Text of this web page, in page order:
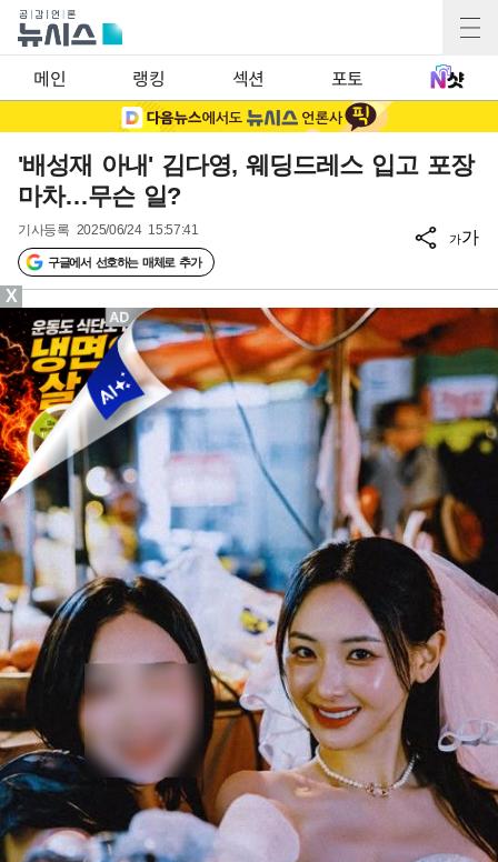
메인 랭킹 섹션 포토
'배성재 아내' 김다영, 웨딩드레스 입고 포장
마차…무슨 일?
기사등록 2025/06/24 15:57:41
구글에서 선호하는 매체로 추가
가가
X